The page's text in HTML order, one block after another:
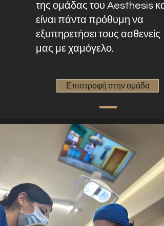
της ομάδας του Aesthesis και
είναι πάντα πρόθυμη να
εξυπηρετήσει τους ασθενείς
μας με χαμόγελο.
Επιστροφή στην ομάδα